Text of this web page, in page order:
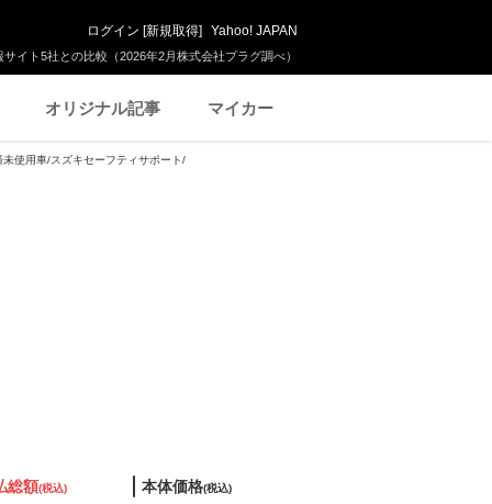
イト5社との比較（2026年2月株式会社プラグ調べ）
ログイン [新規取得] Yahoo! JAPAN
オリジナル記事 マイカー
使用車/スズキセーフティサポート/
総額(税込) 本体価格(税込)